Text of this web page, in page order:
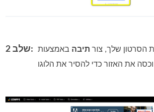
שלב 2: הסרטון שלך, צור תיבה באמצעות